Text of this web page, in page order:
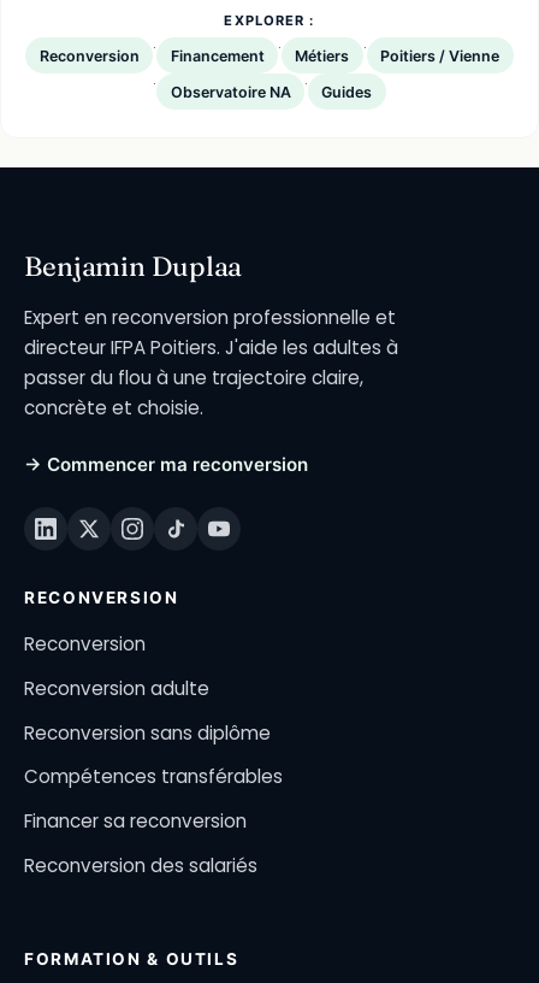
EXPLORER :
Reconversion · Financement · Métiers · Poitiers / Vienne
· Observatoire NA · Guides
Benjamin Duplaa
Expert en reconversion professionnelle et
directeur IFPA Poitiers. J'aide les adultes à
passer du flou à une trajectoire claire,
concrète et choisie.
→ Commencer ma reconversion
RECONVERSION
Reconversion
Reconversion adulte
Reconversion sans diplôme
Compétences transférables
Financer sa reconversion
Reconversion des salariés
FORMATION & OUTILS